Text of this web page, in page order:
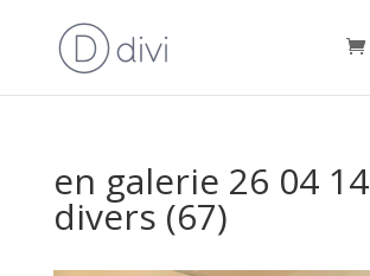
en galerie 26 04 14
divers (67)